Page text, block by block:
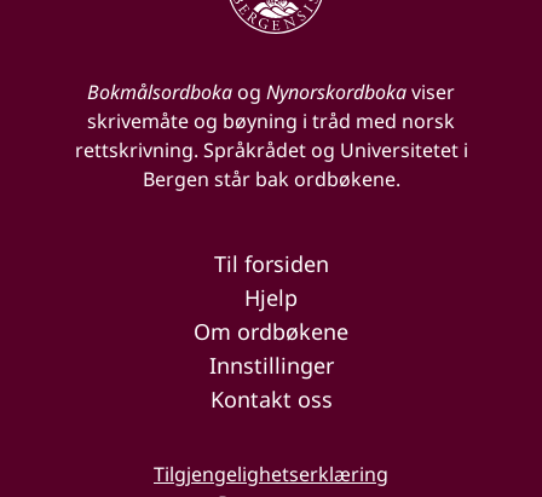
Bokmålsordbokaog Nynorskordbokaviser
skrivemåte og bøyning i tråd med norsk
rettskrivning. Språkrådet og Universitetet i
Bergen står bak ordbøkene.
Til forsiden
Hjelp
Om ordbøkene
Innstillinger
Kontakt oss
Tilgjengelighetserklæring